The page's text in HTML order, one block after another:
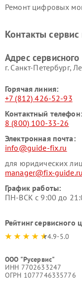
Ремонт цифровых
Контакты сервис
Адрес
г. Санкт-Петербург,
Горячая линия:
+7 (812) 426-52-93
Контактный телефон:
8 (800) 100-33-26
Электронная почта:
info@guide-fix.ru
для юридических
manager@fix-guide.ru
График работы:
ПН-ВСК с 9:00 до
Рейтинг сервисного
4.9-5.0
ООО "Русервис"
ИНН 7702633247
ОГРН 1077746335776